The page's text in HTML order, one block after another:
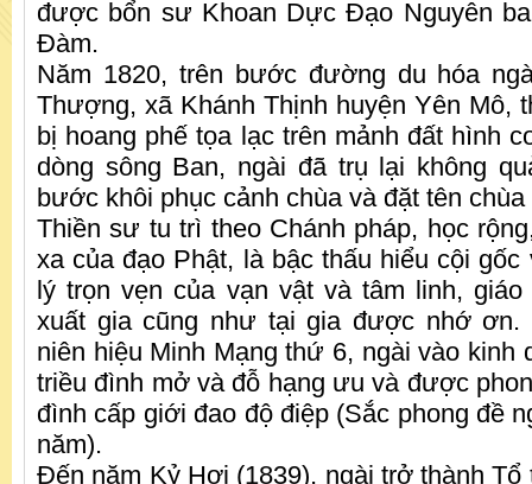
được bổn sư Khoan Dực Đạo Nguyên
Đàm.
Năm 1820, trên bước đường du hóa
Thượng, xã Khánh Thịnh huyện Yên Mô,
bị hoang phế tọa lạc trên mảnh đất hình
dòng sông Ban, ngài đã trụ lại không
bước khôi phục cảnh chùa và đặt tên
Thiền sư tu trì theo Chánh pháp, học
xa của đạo Phật, là bậc thấu hiểu cội
lý trọn vẹn của vạn vật và tâm linh,
xuất gia cũng như tại gia được nhớ ơn.
niên hiệu Minh Mạng thứ 6, ngài vào kinh
triều đình mở và đỗ hạng ưu và được
đình cấp giới đao độ điệp (Sắc phong đề
năm).
Đến năm Kỷ Hợi (1839), ngài trở thành Tổ